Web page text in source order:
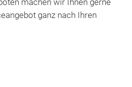
machen wir Ihnen gerne
ganz nach Ihren